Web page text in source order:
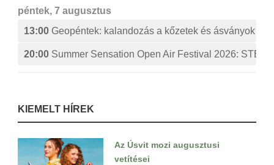
péntek, 7 augusztus
13:00 Geopéntek: kalandozás a kőzetek és ásványok
20:00 Summer Sensation Open Air Festival 2026:
KIEMELT HÍREK
Az Úsvit mozi augusztusi
vetítései